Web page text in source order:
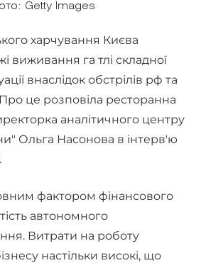
Getty Images
харчування Києва
виживання га тлі складної
внаслідок обстрілів рф та
це розповіла ресторанна
аналітичного центру
Ольга Насонова в інтерв'ю
фактором фінансового
автономного
Витрати на роботу
настільки високі, що